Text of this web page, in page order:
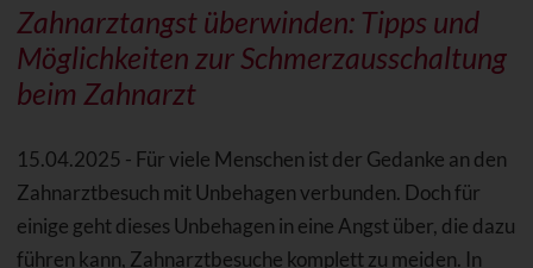
Zahnarztangst überwinden: Tipps und
Möglichkeiten zur Schmerzausschaltung
beim Zahnarzt
15.04.2025 - Für viele Menschen ist der Gedanke an den
Zahnarztbesuch mit Unbehagen verbunden. Doch für
einige geht dieses Unbehagen in eine Angst über, die dazu
führen kann, Zahnarztbesuche komplett zu meiden. In